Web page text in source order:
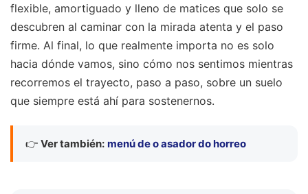
flexible, amortiguado y lleno de matices que solo se
descubren al caminar con la mirada atenta y el paso
firme. Al final, lo que realmente importa no es solo
hacia dónde vamos, sino cómo nos sentimos mientras
recorremos el trayecto, paso a paso, sobre un suelo
que siempre está ahí para sostenernos.
👉 Ver también: menú de o asador do horreo